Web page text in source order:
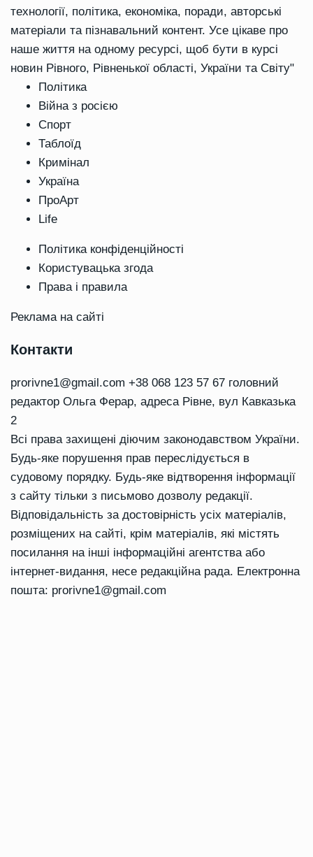
технології, політика, економіка, поради, авторські
матеріали та пізнавальний контент. Усе цікаве про
наше життя на одному ресурсі, щоб бути в курсі
новин Рівного, Рівненької області, України та Світу"
Політика
Війна з росією
Спорт
Таблоїд
Кримінал
Україна
ПроАрт
Life
Політика конфіденційності
Користувацька згода
Права і правила
Реклама на сайті
Контакти
prorivne1@gmail.com +38 068 123 57 67 головний
редактор Ольга Ферар, адреса Рівне, вул Кавказька
2
Всі права захищені діючим законодавством України.
Будь-яке порушення прав переслідується в
судовому порядку. Будь-яке відтворення інформації
з сайту тільки з письмово дозволу редакції.
Відповідальність за достовірність усіх матеріалів,
розміщених на сайті, крім матеріалів, які містять
посилання на інші інформаційні агентства або
інтернет-видання, несе редакційна рада. Електронна
пошта: prorivne1@gmail.com